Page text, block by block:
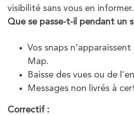
visibilité sans vous en informer.
Que se passe-t-il pendant un
Vos snaps n’apparaissent
Map.
Baisse des vues ou de
Messages non livrés à
Correctif :